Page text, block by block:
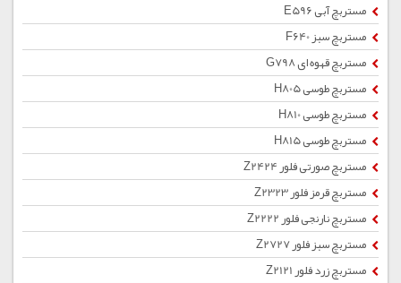
مستربچ آبی E596
مستربچ سبز F640
مستربچ قهوه ای G798
مستربچ طوسی H805
مستربچ طوسی H810
مستربچ طوسی H815
مستربچ صورتی فلور Z2424
مستربچ قرمز فلور Z2323
مستربچ نارنجی فلور Z2222
مستربچ سبز فلور Z2727
مستربچ زرد فلور Z2121